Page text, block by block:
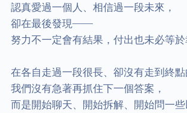
認真愛過一個人、相信過一段未來，
卻在最後發現——
努力不一定會有結果，付出也未必等於
在各自走過一段很長、卻沒有走到終點
我們沒有急著再抓住下一個答案，
而是開始聊天、開始拆解、開始問一些